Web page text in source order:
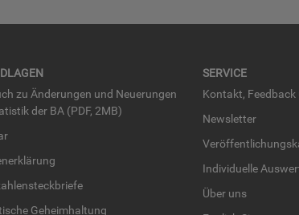
zu Än­de­run­gen und Neue­run­gen
der BA (PDF, 2MB)
Ge­heim­hal­tung
SER­VICE
Kon­takt, Feed­back
News­let­ter
In­di­vi­du­el­le
Über uns